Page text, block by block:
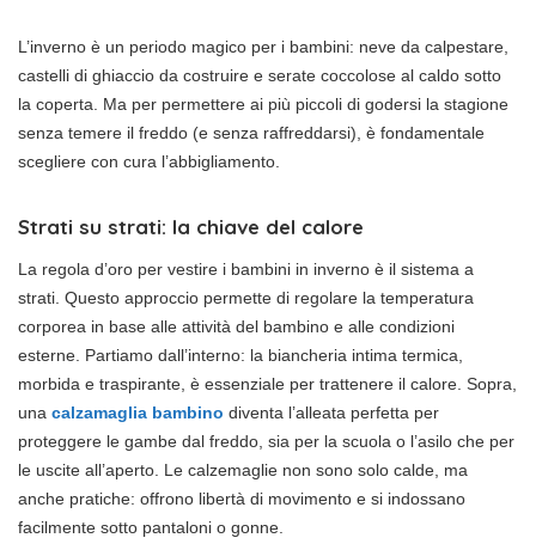
L’inverno è un periodo magico per i bambini: neve da calpestare,
castelli di ghiaccio da costruire e serate coccolose al caldo sotto
la coperta. Ma per permettere ai più piccoli di godersi la stagione
senza temere il freddo (e senza raffreddarsi), è fondamentale
scegliere con cura l’abbigliamento.
Strati su strati: la chiave del calore
La regola d’oro per vestire i bambini in inverno è il sistema a
strati. Questo approccio permette di regolare la temperatura
corporea in base alle attività del bambino e alle condizioni
esterne. Partiamo dall’interno: la biancheria intima termica,
morbida e traspirante, è essenziale per trattenere il calore. Sopra,
una calzamaglia bambino diventa l’alleata perfetta per
proteggere le gambe dal freddo, sia per la scuola o l’asilo che per
le uscite all’aperto. Le calzemaglie non sono solo calde, ma
anche pratiche: offrono libertà di movimento e si indossano
facilmente sotto pantaloni o gonne.